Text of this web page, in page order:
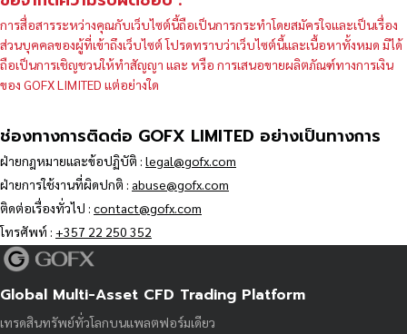
การสื่อสารระหว่างคุณกับเว็บไซต์นี้ถือเป็นการกระทำโดยสมัครใจและเป็นเรื่อง
ส่วนบุคคลของผู้ที่เข้าถึงเว็บไซต์ โปรดทราบว่าเว็บไซต์นี้และเนื้อหาทั้งหมด มิได้
ถือเป็นการเชิญชวนให้ทำสัญญา และ หรือ การเสนอขายผลิตภัณฑ์ทางการเงิน
ของ GOFX LIMITED แต่อย่างใด
ช่องทางการติดต่อ GOFX LIMITED อย่างเป็นทางการ
ฝ่ายกฎหมายและข้อปฏิบัติ : legal@gofx.com
ฝ่ายการใช้งานที่ผิดปกติ : abuse@gofx.com
ติดต่อเรื่องทั่วไป : contact@gofx.com
โทรศัพท์ : +357 22 250 352
Global Multi-Asset CFD Trading Platform
เทรดสินทรัพย์ทั่วโลกบนแพลตฟอร์มเดียว